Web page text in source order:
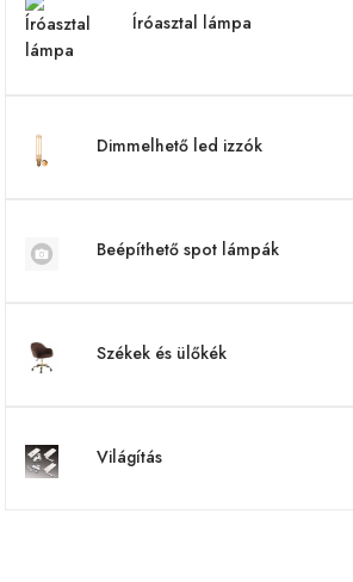
Íróasztal lámpa
Dimmelhető led izzók
Beépíthető spot lámpák
Székek és ülőkék
Világítás